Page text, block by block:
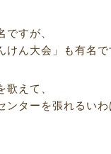
すが、
けん大会」も有名
えて、
ンターを張れるいわ